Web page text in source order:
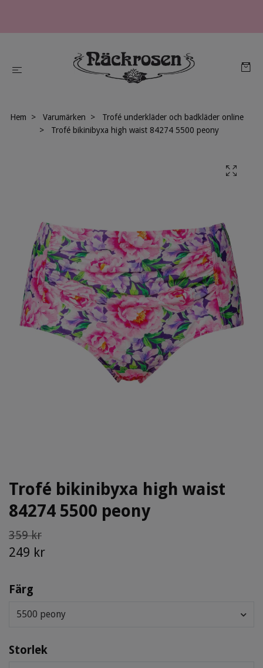
Hem Varumärken
Trofé underkläder och badkläder online
Trofé bikinibyxa high waist 84274 5500 peony
Trofé bikinibyxa high waist
84274 5500 peony
359 kr
249 kr
Färg
5500 peony
Storlek